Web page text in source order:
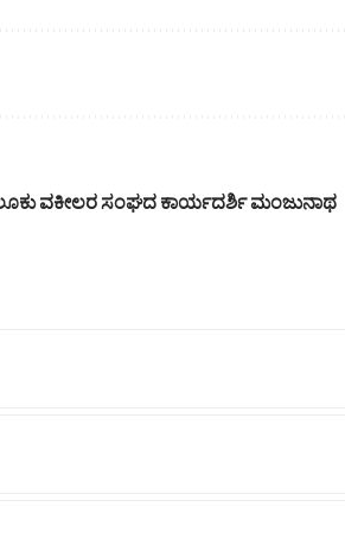
ವಕೀಲರ ಸಂಘದ ಕಾರ್ಯದರ್ಶಿ ಮಂಜುನಾಥ